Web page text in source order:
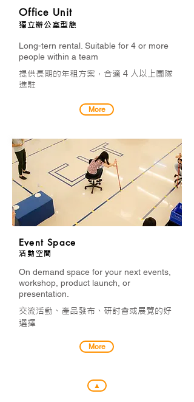
Office Unit
獨立辦公室型態
Long-tern rental. Suitable for 4 or more
people within a team
提供長期的年租方案，合適 4 人以上團隊
進駐
More
Event Space
活動空間
On demand space for your next events,
workshop, product launch, or
presentation.
交流活動、產品發布、研討會或展覽的好
選擇
More
▲